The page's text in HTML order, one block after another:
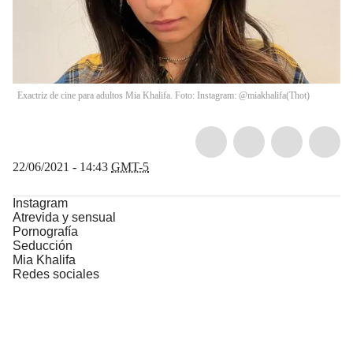
Exactriz de cine para adultos Mia Khalifa. Foto: Instagram: @miakhalifa(Thot)
22/06/2021 - 14:43 GMT-5
Instagram
Atrevida y sensual
Pornografía
Seducción
Mia Khalifa
Redes sociales